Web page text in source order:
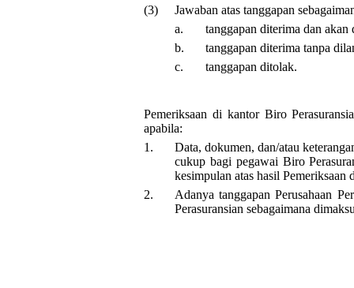
(3)
Jawaban atas tanggapan
a.
tanggapan diterima dan akan
b.
tanggapan diterima tanpa
c.
tanggapan ditolak.
Pemeriksaan di kantor Biro
apabila:
1.
Data, dokumen, dan/atau
cukup bagi pegawai Biro
kesimpulan atas hasil Pemeriksaan
2.
Adanya tanggapan Perusahaan
Perasuransian sebagaimana